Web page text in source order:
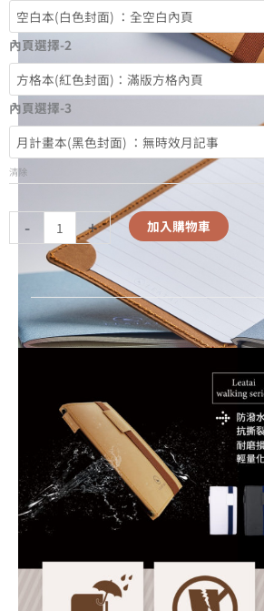
內頁選擇-2
內頁選擇-3
清除
- + 加入購物車